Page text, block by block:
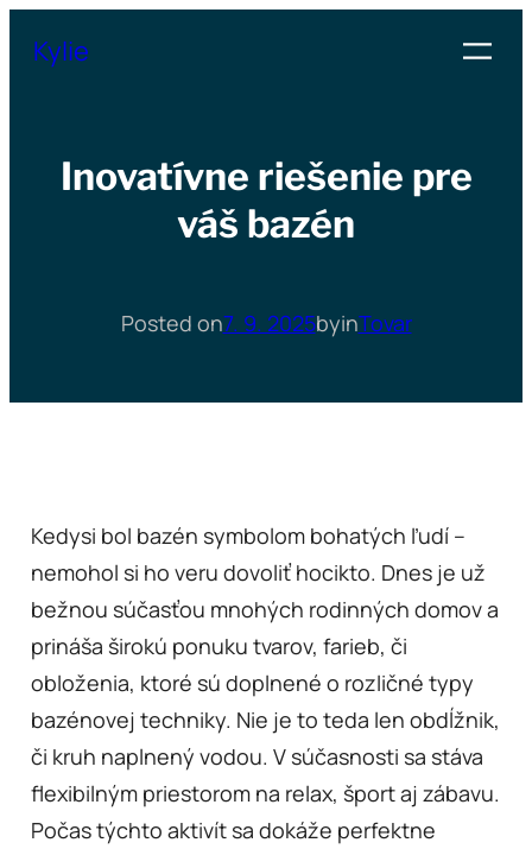
Kylie
Inovatívne riešenie pre
váš bazén
Posted on7. 9. 2025byinTovar
Kedysi bol bazén symbolom bohatých ľudí –
nemohol si ho veru dovoliť hocikto. Dnes je už
bežnou súčasťou mnohých rodinných domov a
prináša širokú ponuku tvarov, farieb, či
obloženia, ktoré sú doplnené o rozličné typy
bazénovej techniky. Nie je to teda len obdĺžnik,
či kruh naplnený vodou. V súčasnosti sa stáva
flexibilným priestorom na relax, šport aj zábavu.
Počas týchto aktivít sa dokáže perfektne